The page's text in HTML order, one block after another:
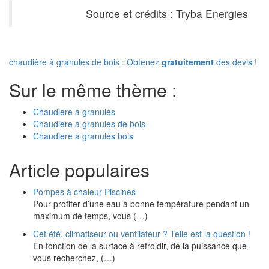
Source et crédits : Tryba Energies
chaudière à granulés de bois : Obtenez gratuitement des devis !
Sur le même thème :
Chaudière à granulés
Chaudière à granulés de bois
Chaudière à granulés bois
Article populaires
Pompes à chaleur Piscines
Pour profiter d’une eau à bonne température pendant un
maximum de temps, vous (…)
Cet été, climatiseur ou ventilateur ? Telle est la question !
En fonction de la surface à refroidir, de la puissance que
vous recherchez, (…)